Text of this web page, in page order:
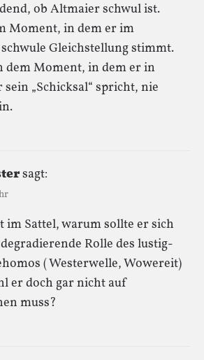
ob Altmaier schwul ist.
Moment, in dem er im
Gleichstellung stimmt.
dem Moment, in dem er in
„Schicksal“ spricht, nie
sagt:
Sattel, warum sollte er sich
Rolle des lustig-
( Westerwelle, Wowereit)
er doch gar nicht auf
muss?